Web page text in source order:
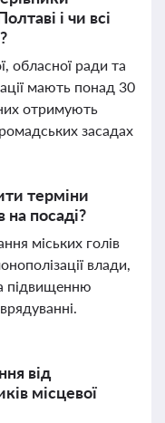
і чи всі
обласної ради та
мають понад 30
отримують
засадах
терміни
на посаді?
міських голів
влади,
підвищенню
від
місцевої